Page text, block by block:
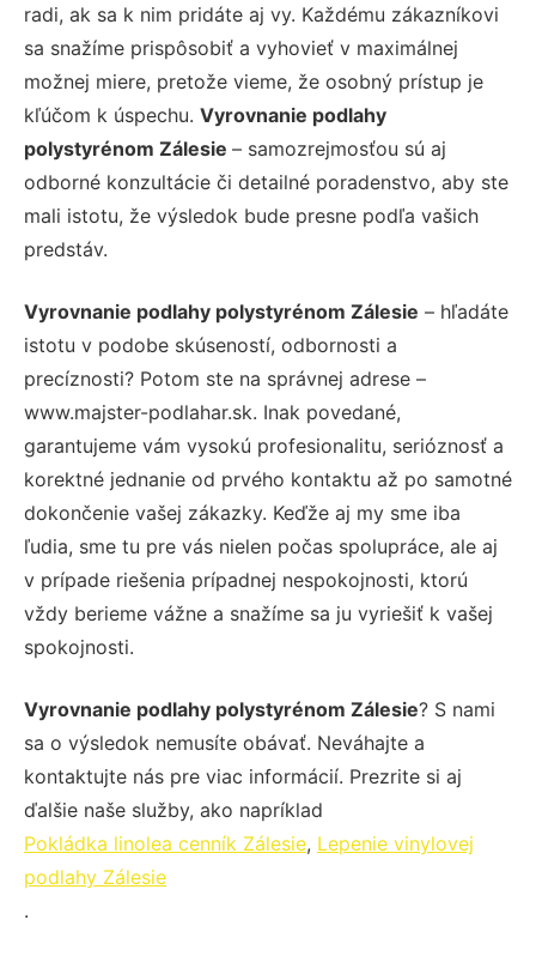
radi, ak sa k nim pridáte aj vy. Každému zákazníkovi
sa snažíme prispôsobiť a vyhovieť v maximálnej
možnej miere, pretože vieme, že osobný prístup je
kľúčom k úspechu. Vyrovnanie podlahy
polystyrénom Zálesie – samozrejmosťou sú aj
odborné konzultácie či detailné poradenstvo, aby ste
mali istotu, že výsledok bude presne podľa vašich
predstáv.
Vyrovnanie podlahy polystyrénom Zálesie – hľadáte
istotu v podobe skúseností, odbornosti a
precíznosti? Potom ste na správnej adrese –
www.majster-podlahar.sk. Inak povedané,
garantujeme vám vysokú profesionalitu, serióznosť a
korektné jednanie od prvého kontaktu až po samotné
dokončenie vašej zákazky. Keďže aj my sme iba
ľudia, sme tu pre vás nielen počas spolupráce, ale aj
v prípade riešenia prípadnej nespokojnosti, ktorú
vždy berieme vážne a snažíme sa ju vyriešiť k vašej
spokojnosti.
Vyrovnanie podlahy polystyrénom Zálesie? S nami
sa o výsledok nemusíte obávať. Neváhajte a
kontaktujte nás pre viac informácií. Prezrite si aj
ďalšie naše služby, ako napríklad
Pokládka linolea cenník Zálesie, Lepenie vinylovej
podlahy Zálesie
.